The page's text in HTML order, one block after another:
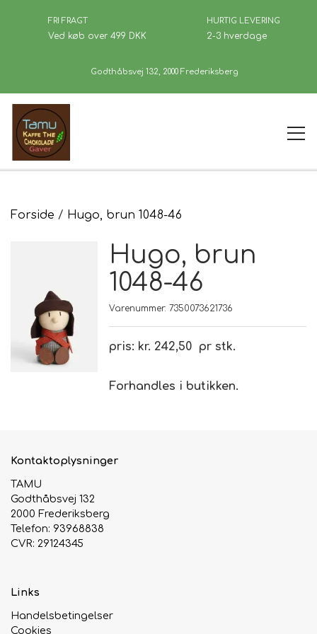
FRI FRAGT
Ved køb over 499 DKK
HURTIG LEVERING
2-3 hverdage
Godthåbsvej 132, 2000 Frederiksberg
Forside
Kaffe
Se Butikken
Brand
Te
Forside Hugo, brun 1048-46
Hugo, brun
1048-46
Varenummer: 7350073621736
pris: kr. 242,50 pr stk.
Forhandles i butikken.
Kontaktoplysninger
TAMU
Godthåbsvej 132
2000 Frederiksberg
Telefon: 93968838
CVR: 29124345
Links
Handelsbetingelser
Cookies